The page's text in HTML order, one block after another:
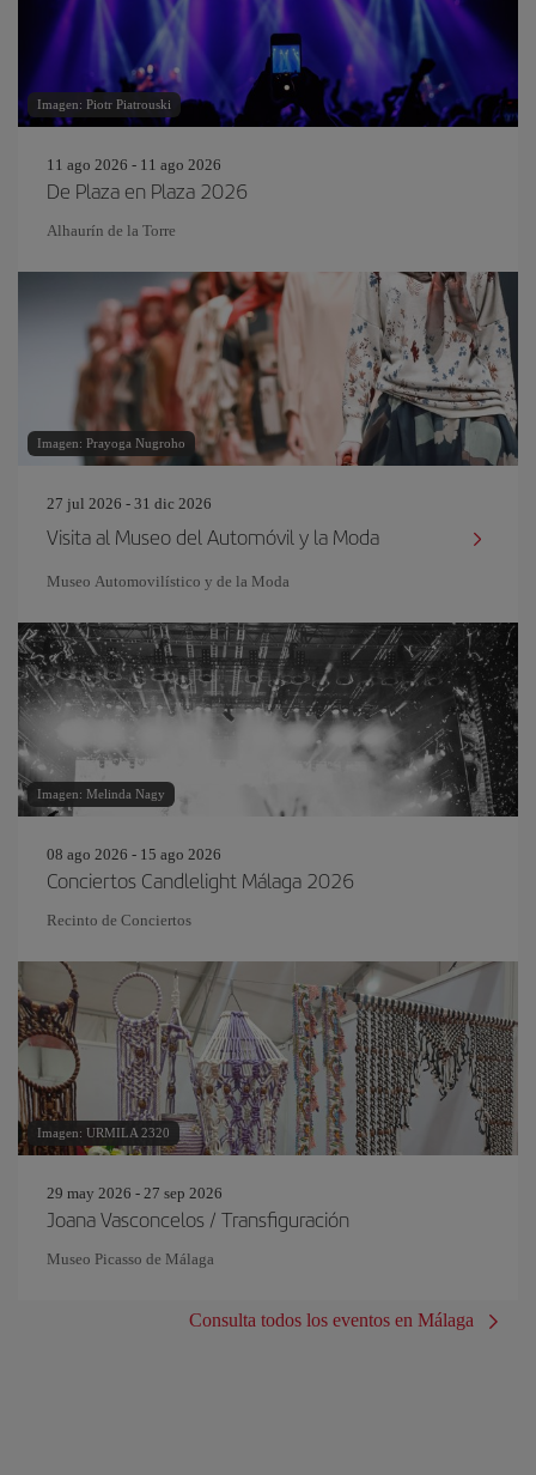
Imagen: Piotr Piatrouski
11 ago 2026 - 11 ago 2026
De Plaza en Plaza 2026
Alhaurín de la Torre
Imagen: Prayoga Nugroho
27 jul 2026 - 31 dic 2026
Visita al Museo del Automóvil y la Moda
Museo Automovilístico y de la Moda
Imagen: Melinda Nagy
08 ago 2026 - 15 ago 2026
Conciertos Candlelight Málaga 2026
Recinto de Conciertos
Imagen: URMILA 2320
29 may 2026 - 27 sep 2026
Joana Vasconcelos / Transfiguración
Museo Picasso de Málaga
Consulta todos los eventos en Málaga